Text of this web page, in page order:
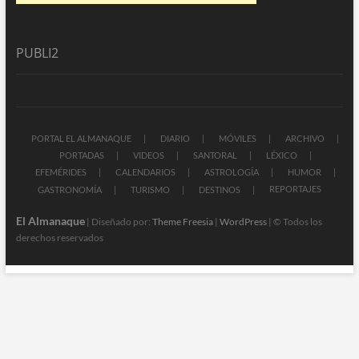
PUBLI2
PORTAL EL ALMANAQUE DIARIO MÓVILES
ARCHIVO
PORTADAS
VIDEOS SANTORAL
LÉXICO
EFEMÉRIDES
CALENDARIOS ASTROLOGÍA
HUMOR
GASTRONOMÍA
TURISMO DESTINOS REPORTAJES
El Almanaque| Diseñado por: Theme Freesia| WordPress| © Todos los
derechos reservados